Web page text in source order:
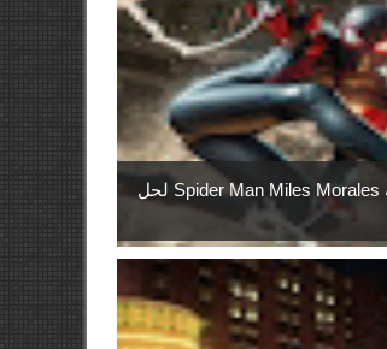
تحديث جديد للعبة Spider Man Miles Morales لحل